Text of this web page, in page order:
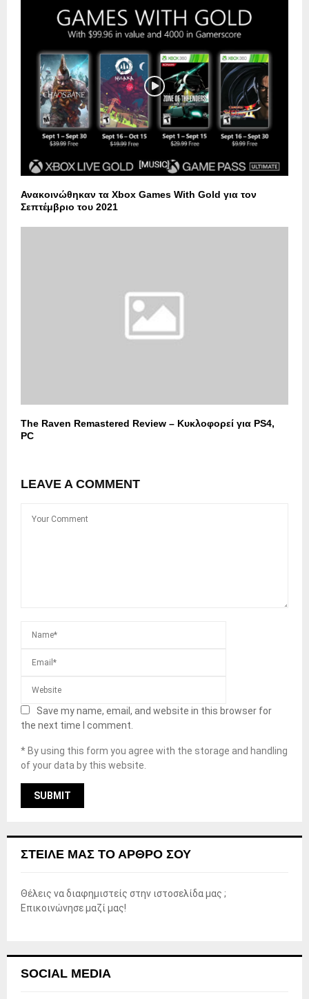
Ανακοινώθηκαν τα Xbox Games With Gold για τον
Σεπτέμβριο του 2021
The Raven Remastered Review – Κυκλοφορεί για PS4,
PC
LEAVE A COMMENT
Save my name, email, and website in this browser for
the next time I comment.
* By using this form you agree with the storage and handling
of your data by this website.
ΣΤΕΊΛΕ ΜΑΣ ΤΟ ΆΡΘΡΟ ΣΟΥ
Θέλεις να διαφημιστείς στην ιστοσελίδα μας ;
Επικοινώνησε μαζί μας!
SOCIAL MEDIA